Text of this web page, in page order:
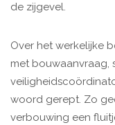
de zijgevel.
Over het werkelijke
met bouwaanvraag,
woord gerept. Zo
verbouwing een